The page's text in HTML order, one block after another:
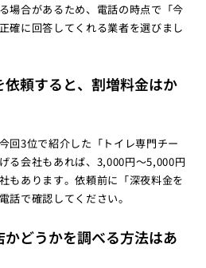
場合があるため、電話の時点で「今
確に回答してくれる業者を選びまし
頼すると、割増料金はか
回3位で紹介した「トイレ専門チー
る会社もあれば、3,000円〜5,000円
もあります。依頼前に「深夜料金を
話で確認してください。
どうかを調べる方法はあ